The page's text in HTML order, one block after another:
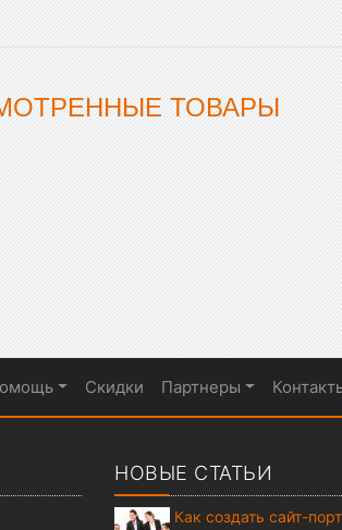
ТОВАРЫ
Скидки Партнеры
НОВЫЕ СТАТЬИ
Как создать сайт-